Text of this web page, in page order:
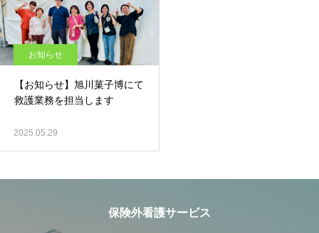
お知らせ
【お知らせ】旭川菓子博にて
救護業務を担当します
2025.05.29
保険外看護サービス